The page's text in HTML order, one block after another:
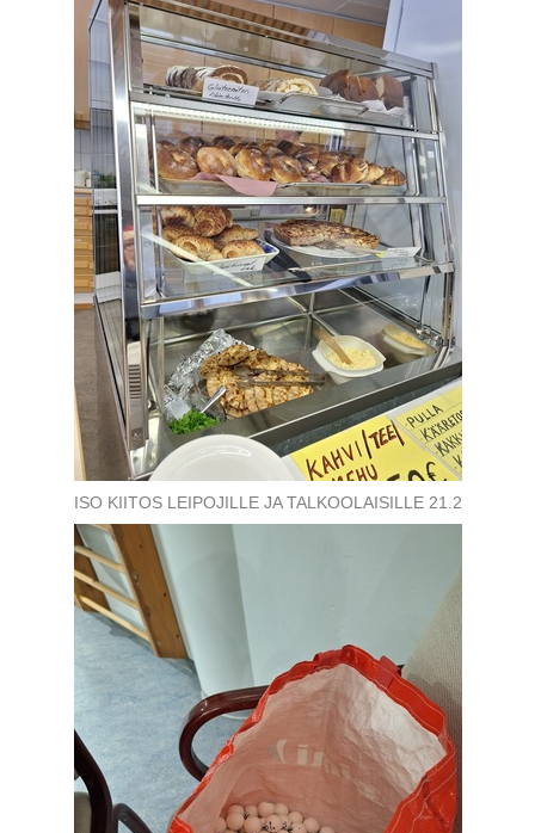
ISO KIITOS LEIPOJILLE JA TALKOOLAISILLE 21.2